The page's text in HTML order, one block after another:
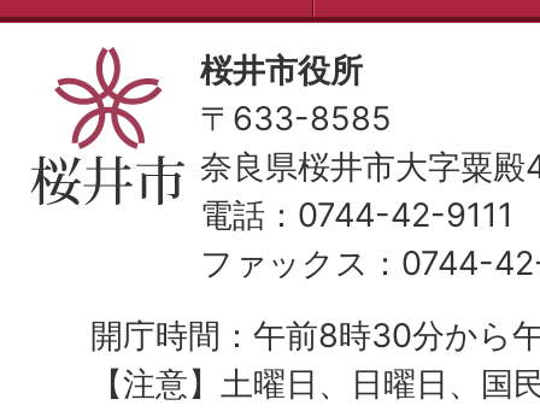
桜井市役所
〒633-8585
奈良県桜井市大字粟
電話：0744-42-9111
ファックス：0744-
開庁時間：午前8時30分から
【注意】土曜日、日曜日、国